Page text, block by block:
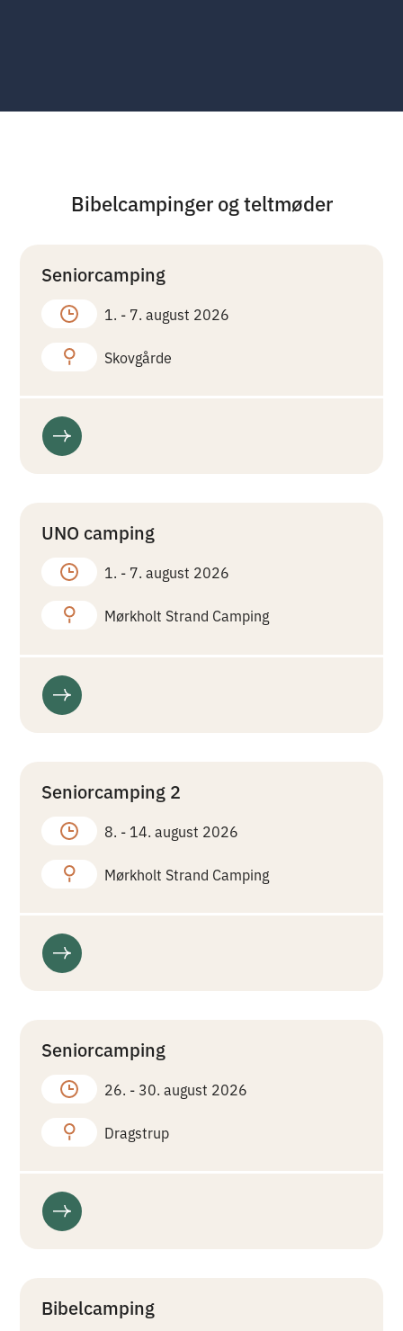
Bibelcampinger og teltmøder
Seniorcamping
1. - 7. august 2026
Skovgårde
UNO camping
1. - 7. august 2026
Mørkholt Strand Camping
Seniorcamping 2
8. - 14. august 2026
Mørkholt Strand Camping
Seniorcamping
26. - 30. august 2026
Dragstrup
Bibelcamping